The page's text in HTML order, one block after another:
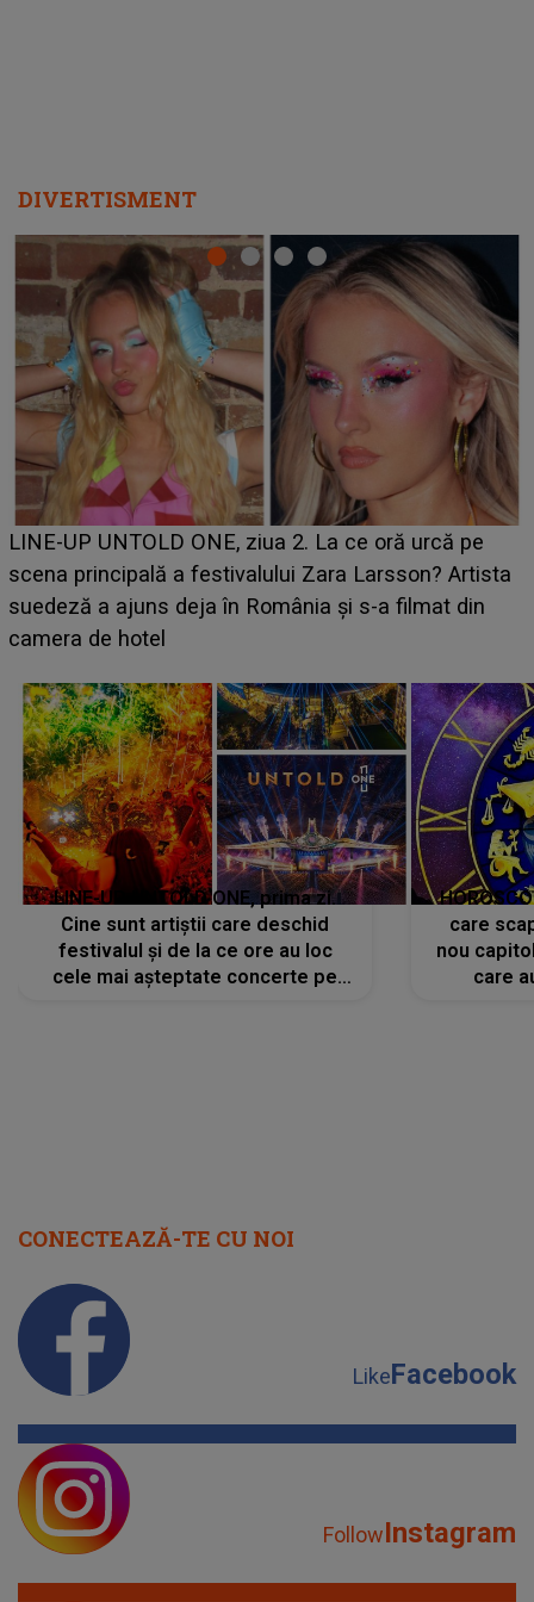
DIVERTISMENT
Ce a dezvăluit noua concurentă din "Casa Iubirii" l-a
luat prin surprindere pe Emanuel. CINE ESTE
BĂIATUL VIZAT de Alexandra?! Aflându-se în fața
faptului împlinit, A RECUNOSCUT IMEDIAT: "Am
LINE-UP UNTOLD ONE, prima zi.
Cine sunt artiștii care deschid
festivalul și de la ce ore au loc
cele mai așteptate concerte pe
care
nou
care
CONECTEAZĂ-TE CU NOI
LikeFacebook
FollowInstagram